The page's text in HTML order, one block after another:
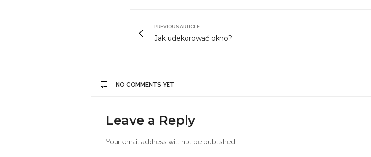
PREVIOUS ARTICLE
Jak udekorować okno?
NO COMMENTS YET
Leave a Reply
Your email address will not be published.